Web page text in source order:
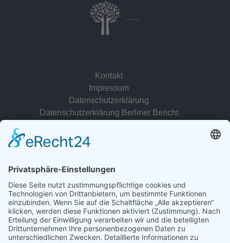
Dr. Christina Baum
Kontakt
Impressum
Datenschutzerklärung
Datenschutzerklärung Berliner Bericht
© 2022 - 2026 Dr. Christina Baum. Alle Rechte vorbehalten.